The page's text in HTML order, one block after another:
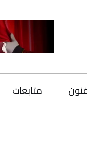
متابعات مهرجانات